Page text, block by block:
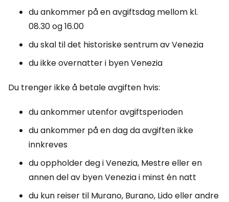
du ankommer på en avgiftsdag mellom kl.
08.30 og 16.00
du skal til det historiske sentrum av Venezia
du ikke overnatter i byen Venezia
Du trenger ikke å betale avgiften hvis:
du ankommer utenfor avgiftsperioden
du ankommer på en dag da avgiften ikke
innkreves
du oppholder deg i Venezia, Mestre eller en
annen del av byen Venezia i minst én natt
du kun reiser til Murano, Burano, Lido eller andre